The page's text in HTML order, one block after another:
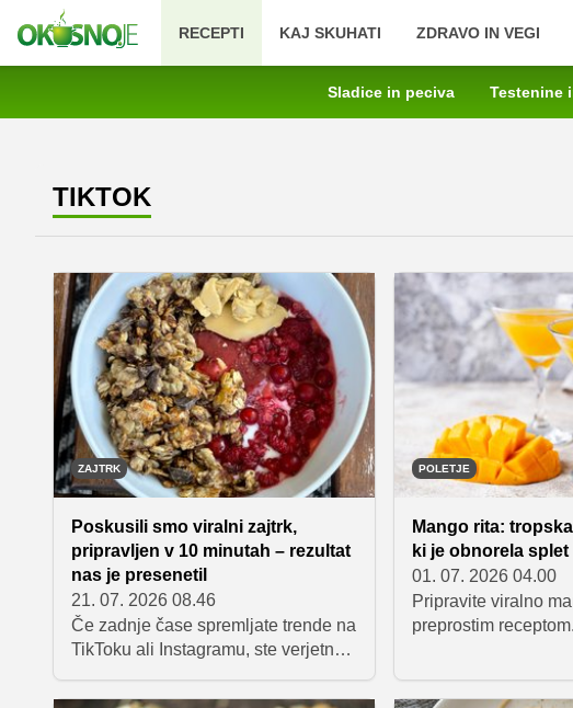
RECEPTI KAJ SKUHATI ZDRAVO IN VEGI
Sladice in peciva Testenine
TIKTOK
ZAJTRK
Poskusili smo viralni zajtrk,
pripravljen v 10 minutah – rezultat
nas je presenetil
21. 07. 2026 08.46
Če zadnje čase spremljate trende na
TikToku ali Instagramu, ste verjetno
pravi spletni hit – tako imenovane
POLETJE
Mango rita:
ki je obnorela splet
01. 07. 2026 04.00
Pripravite viralno
preprostim
bo s svojo kremasto